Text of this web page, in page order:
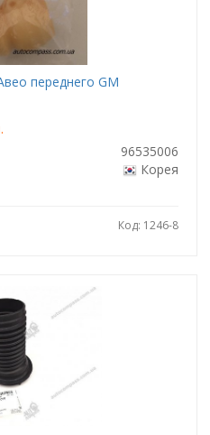
переднего GM
96535006
Корея
Код: 1246-8